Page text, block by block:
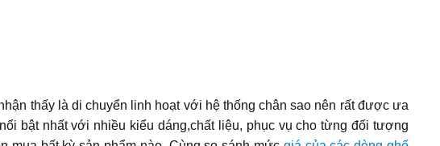
thấy là di chuyển linh hoạt với hệ thống chân sao nên rất được ưa
bật nhất với nhiều kiểu dáng,chất liệu, phục vụ cho từng đối tượng